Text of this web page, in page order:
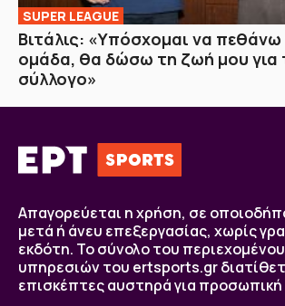
SUPER LEAGUE
Βιτάλις: «Υπόσχομαι να πεθάνω
ομάδα, θα δώσω τη ζωή μου για
σύλλογο»
Απαγορεύεται η χρήση, σε
μετά ή άνευ επεξεργασίας, χωρίς
εκδότη. Το σύνολο του
υπηρεσιών του ertsports.gr
επισκέπτες αυστηρά για